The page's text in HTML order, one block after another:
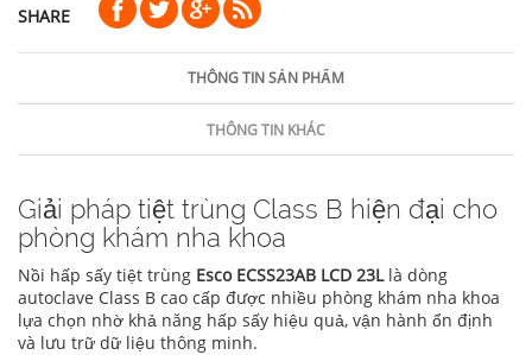
SHARE
THÔNG TIN SẢN PHẨM
THÔNG TIN KHÁC
Giải pháp tiệt trùng Class B hiện đại cho
phòng khám nha khoa
Nồi hấp sấy tiệt trùng Esco ECSS23AB LCD 23Llà dòng
autoclave Class B cao cấp được nhiều phòng khám nha khoa
lựa chọn nhờ khả năng hấp sấy hiệu quả, vận hành ổn định
và lưu trữ dữ liệu thông minh.